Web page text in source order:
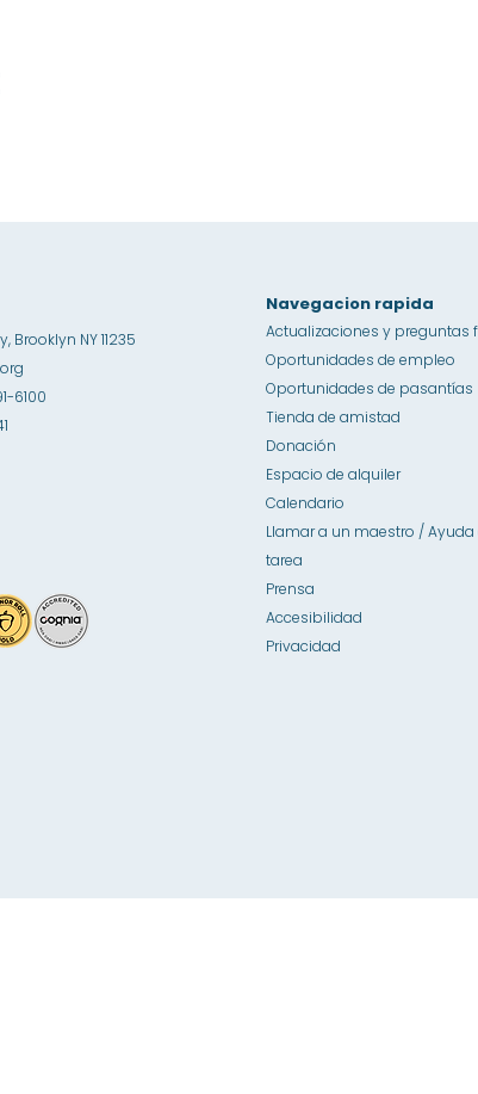
Brooklyn NY 11235
6100
Navegacion rapida
Actualizaciones y preguntas
Oportunidades de empleo
Oportunidades de pasantías
Tienda de amistad
Donación
Espacio de alquiler
Calendario
Llamar a un maestro / Ayuda
tarea
Prensa
Accesibilidad
Privacidad